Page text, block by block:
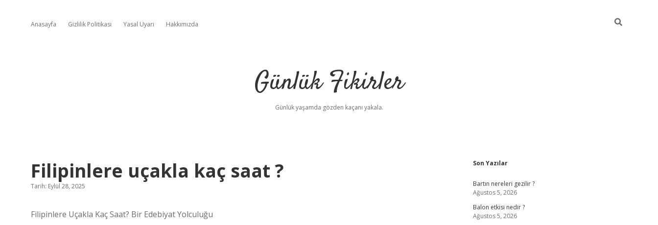
Anasayfa Gizlilik Politikası Yasal Uyarı Hakkımızda
Günlük Fikirler
Günlük yaşamda gözden kaçanı yakala.
Filipinlere uçakla kaç saat ?
Tarih: Eylül 28, 2025
Filipinlere Uçakla Kaç Saat? Bir Edebiyat Yolculuğu
Sidebar
Son Yazılar
Bartın nereleri gezilir ?
Ağustos 5, 2026
Balon etkisi nedir ?
Ağustos 5, 2026